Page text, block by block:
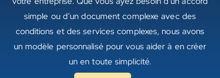
simple ou d’un document complexe avec des
conditions et des services complexes, nous avons
un modèle personnalisé pour vous aider à en créer
un en toute simplicité.